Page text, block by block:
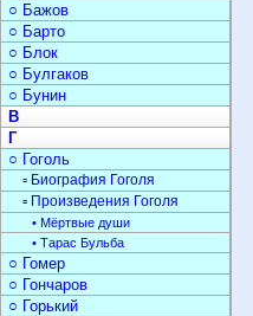
○ Бажов
○ Барто
○ Блок
○ Булгаков
○ Бунин
В
Г
○ Гоголь
▫ Биография Гоголя
▫ Произведения Гоголя
• Мёртвые души
• Тарас Бульба
○ Гомер
○ Гончаров
○ Горький